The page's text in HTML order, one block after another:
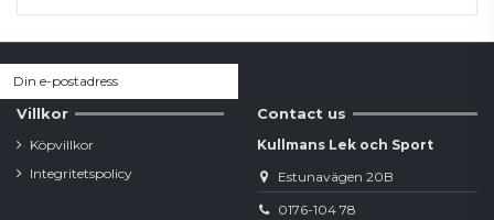
Villkor
Köpvillkor
Integritetspolicy
Contact us
Kullmans Lek och Sport
Estunavägen 20B
0176-104 78